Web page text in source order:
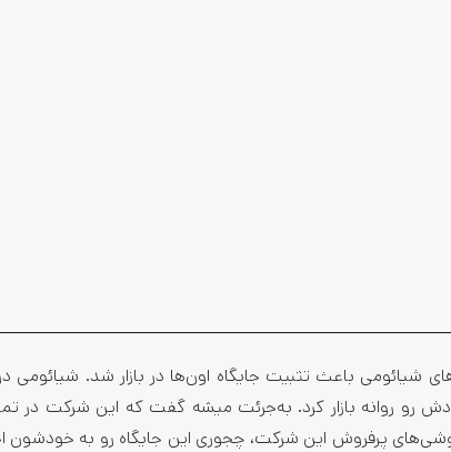
باعث تثبیت جایگاه اون‌ها در بازار شد. شیائومی در
رو روانه بازار کرد. به‌جرئت میشه گفت که این شرکت در
پرفروش این شرکت، چجوری این جایگاه رو به